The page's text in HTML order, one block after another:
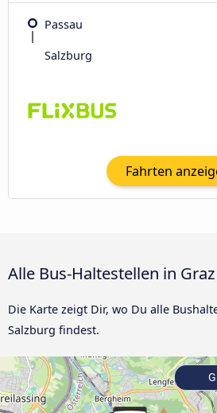
Passau
Salzburg
Fahrten
Alle Bus-Haltestellen in
Die Karte zeigt Dir, wo Du alle
Salzburg findest.